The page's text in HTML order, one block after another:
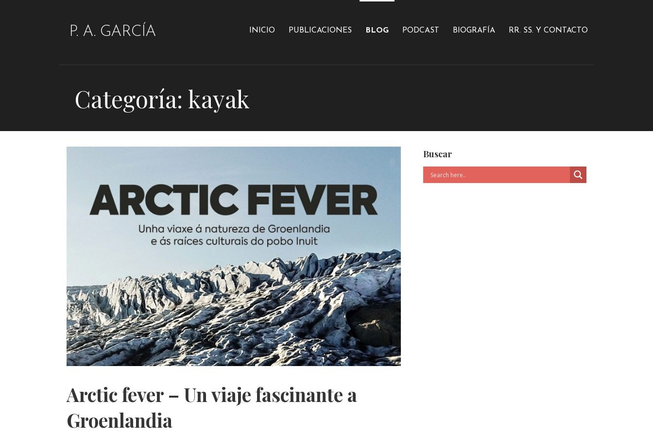
P. A. GARCÍA INICIO PUBLICACIONES BLOG PODCAST BIOGRAFÍA RR. SS. Y CONTACTO
Categoría: kayak
Arctic fever – Un viaje fascinante a
Groenlandia
Buscar